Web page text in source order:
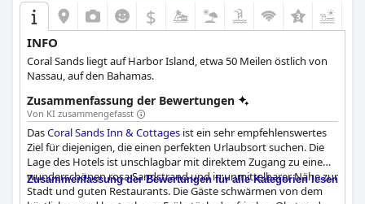
$
INFO
Coral Sands liegt auf Harbor Island, etwa 50 Meilen östlich von
Nassau, auf den Bahamas.
Zusammenfassung der Bewertungen
Von KI zusammengefasst
DasCoral Sands Inn & Cottages ist ein sehr empfehlenswertes
Ziel für diejenigen, die einen perfekten Urlaubsort suchen. Die
Lage des Hotels ist unschlagbar mit direktem Zugang zu einem
wunderschönen rosa Sandstrand und in unmittelbarer Nähe zur
Stadt und guten Restaurants. Die Gäste schwärmen von dem
Zusammenfassung der Bewertungen für alle Kategorien lesen